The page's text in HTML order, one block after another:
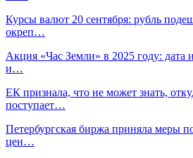
Курсы валют 20 сентября: рубль
окреп…
Акция «Час Земли» в 2025 году: дата
и…
ЕК признала, что не может знать,
поступает…
Петербургская биржа приняла меры
цен…